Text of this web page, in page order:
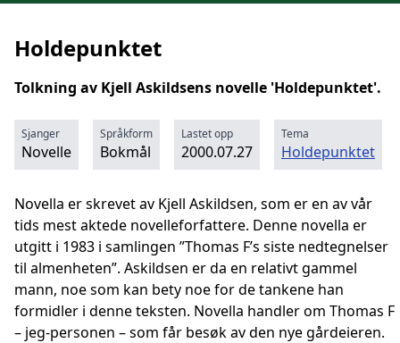
Holdepunktet
Tolkning av Kjell Askildsens novelle 'Holdepunktet'.
Sjanger
Novelle
Språkform
Bokmål
Lastet opp
2000.07.27
Tema
Holdepunktet
Novella er skrevet av Kjell Askildsen, som er en av vår
tids mest aktede novelleforfattere. Denne novella er
utgitt i 1983 i samlingen ”Thomas F’s siste nedtegnelser
til almenheten”. Askildsen er da en relativt gammel
mann, noe som kan bety noe for de tankene han
formidler i denne teksten. Novella handler om Thomas F
– jeg-personen – som får besøk av den nye gårdeieren.